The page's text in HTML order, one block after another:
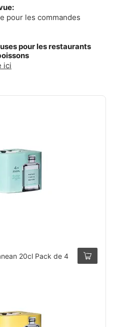
pour les commandes
pour les restaurants
ici
20cl Pack de 4